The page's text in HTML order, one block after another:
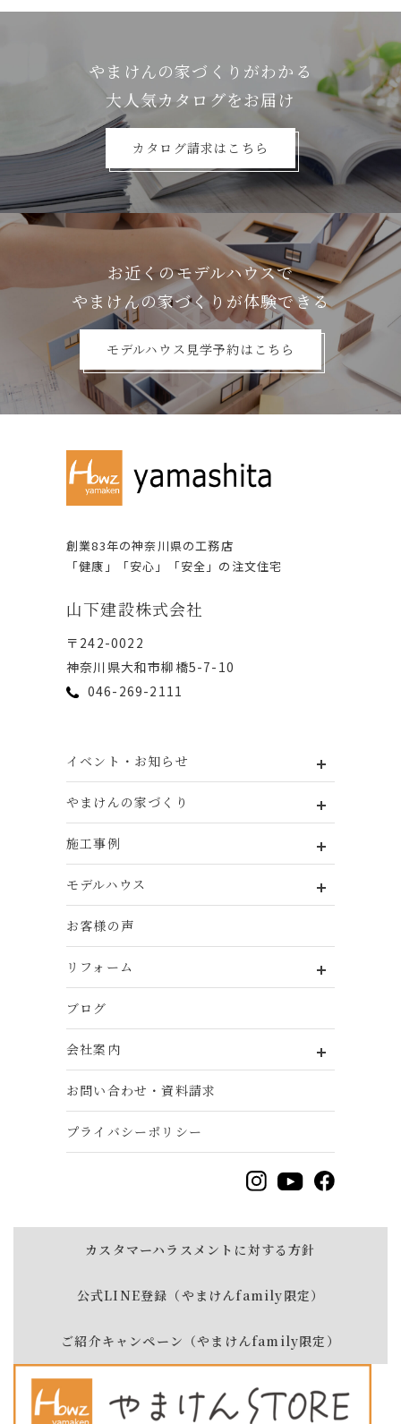
やまけんの家づくりがわかる
⼤⼈気カタログをお届け
カタログ請求はこちら
お近くのモデルハウスで
やまけんの家づくりが体験できる
モデルハウス見学予約はこちら
創業83年の神奈川県の⼯務店
「健康」「安⼼」「安全」の注⽂住宅
⼭下建設株式会社
〒242-0022
神奈川県⼤和市柳橋5-7-10
046-269-2111
イベント・お知らせ
やまけんの家づくり
施工事例
モデルハウス
お客様の声
リフォーム
ブログ
会社案内
お問い合わせ・資料請求
プライバシーポリシー
カスタマーハラスメントに対する方針
公式LINE登録（やまけんfamily限定）
ご紹介キャンペーン（やまけんfamily限定）